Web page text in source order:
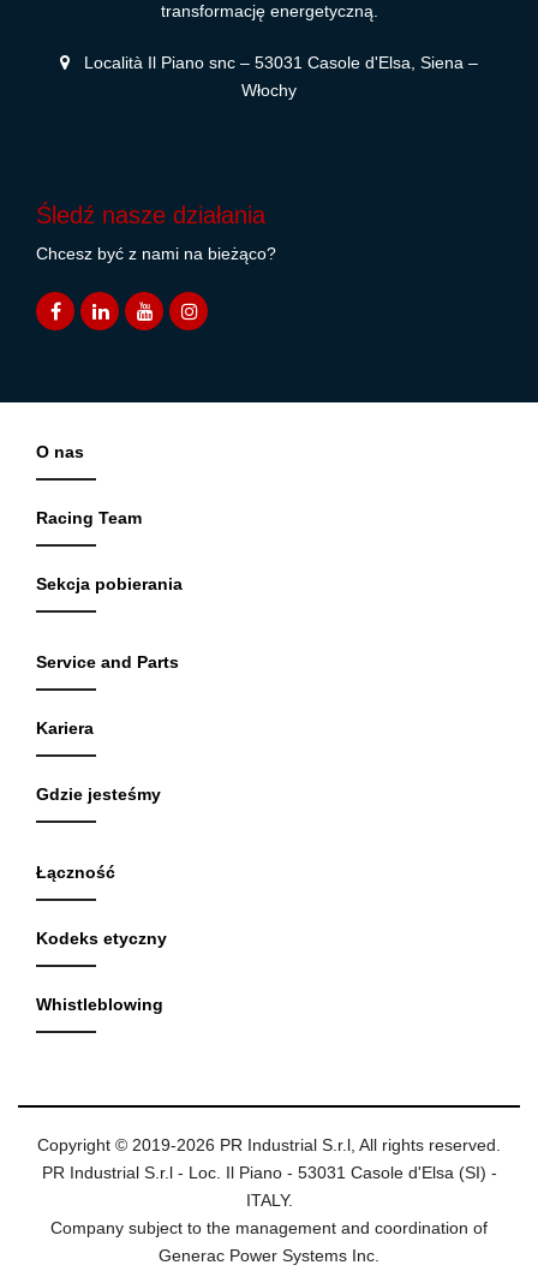
transformację energetyczną.
Località Il Piano snc – 53031 Casole d'Elsa, Siena –
Włochy
Śledź nasze działania
Chcesz być z nami na bieżąco?
O nas
Racing Team
Sekcja pobierania
Service and Parts
Kariera
Gdzie jesteśmy
Łączność
Kodeks etyczny
Whistleblowing
Copyright © 2019-2026 PR Industrial S.r.l, All rights reserved.
PR Industrial S.r.l - Loc. Il Piano - 53031 Casole d'Elsa (SI) -
ITALY.
Company subject to the management and coordination of
Generac Power Systems Inc.